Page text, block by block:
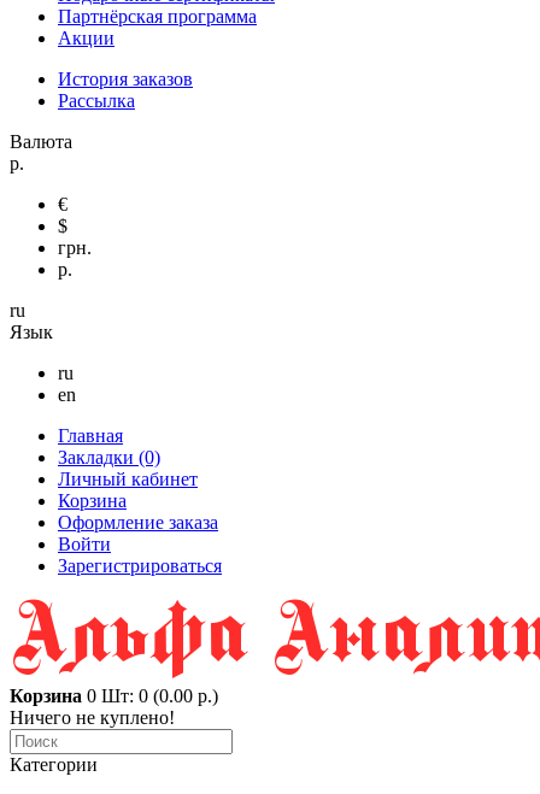
Партнёрская программа
Акции
История заказов
Рассылка
Валюта
р.
€
$
грн.
р.
ru
Язык
ru
en
Главная
Закладки (0)
Личный кабинет
Корзина
Оформление заказа
Войти
Зарегистрироваться
Корзина 0 Шт: 0 (0.00 р.)
Ничего не куплено!
Категории